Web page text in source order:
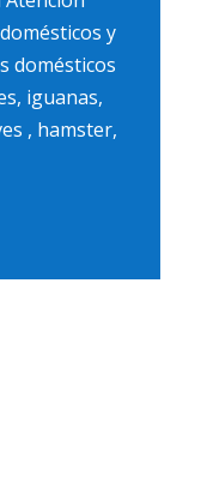
y
domésticos
iguanas,
, hamster,